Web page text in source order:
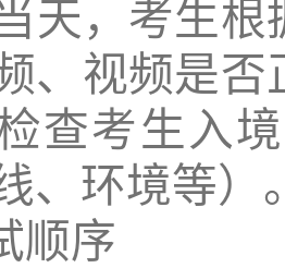
天，考生
、视频是
查考生入
、环境等）
顺序